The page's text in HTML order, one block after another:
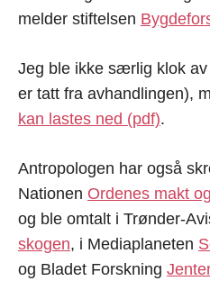
melder stiftelsen
Jeg ble ikke særlig klok
er tatt fra avhandlingen),
kan lastes ned (pdf).
Antropologen har også
Nationen Ordenes makt
og ble omtalt i Trønder-
skogen, i Mediaplaneten
og Bladet Forskning